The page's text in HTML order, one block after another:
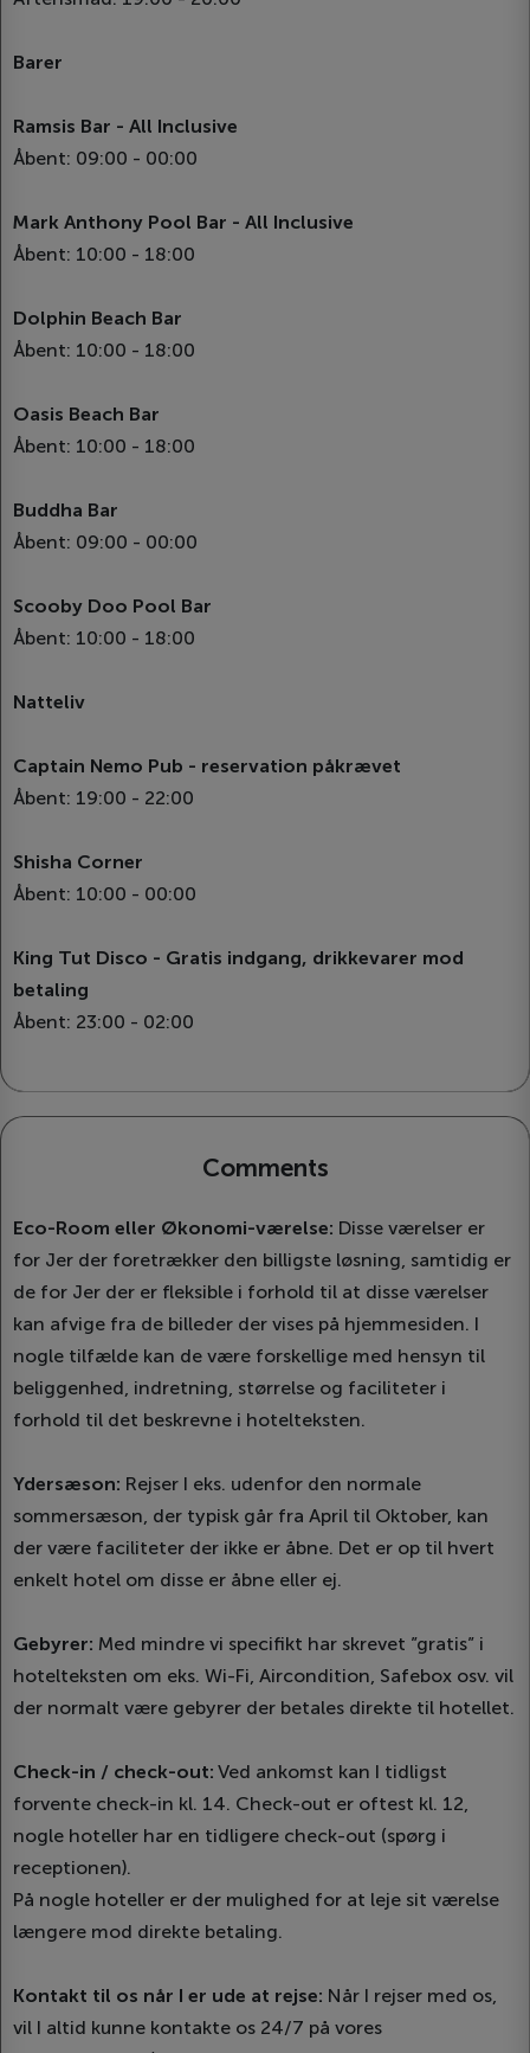
Barer
Ramsis Bar - All Inclusive
Åbent: 09:00 - 00:00
Mark Anthony Pool Bar - All Inclusive
Åbent: 10:00 - 18:00
Dolphin Beach Bar
Åbent: 10:00 - 18:00
Oasis Beach Bar
Åbent: 10:00 - 18:00
Buddha Bar
Åbent: 09:00 - 00:00
Scooby Doo Pool Bar
Åbent: 10:00 - 18:00
Natteliv
Captain Nemo Pub - reservation påkrævet
Åbent: 19:00 - 22:00
Shisha Corner
Åbent: 10:00 - 00:00
King Tut Disco - Gratis indgang, drikkevarer mod
betaling
Åbent: 23:00 - 02:00
Comments
Eco-Room eller Økonomi-værelse: Disse værelser er
for Jer der foretrækker den billigste løsning, samtidig er
de for Jer der er fleksible i forhold til at disse værelser
kan afvige fra de billeder der vises på hjemmesiden. I
nogle tilfælde kan de være forskellige med hensyn til
beliggenhed, indretning, størrelse og faciliteter i
forhold til det beskrevne i hotelteksten.
Ydersæson: Rejser I eks. udenfor den normale
sommersæson, der typisk går fra April til Oktober, kan
der være faciliteter der ikke er åbne. Det er op til hvert
enkelt hotel om disse er åbne eller ej.
Gebyrer: Med mindre vi specifikt har skrevet ”gratis” i
hotelteksten om eks. Wi-Fi, Aircondition, Safebox osv. vil
der normalt være gebyrer der betales direkte til hotellet.
Check-in / check-out: Ved ankomst kan I tidligst
forvente check-in kl. 14. Check-out er oftest kl. 12,
nogle hoteller har en tidligere check-out (spørg i
receptionen).
På nogle hoteller er der mulighed for at leje sit værelse
længere mod direkte betaling.
Kontakt til os når I er ude at rejse: Når I rejser med os,
vil I altid kunne kontakte os 24/7 på vores